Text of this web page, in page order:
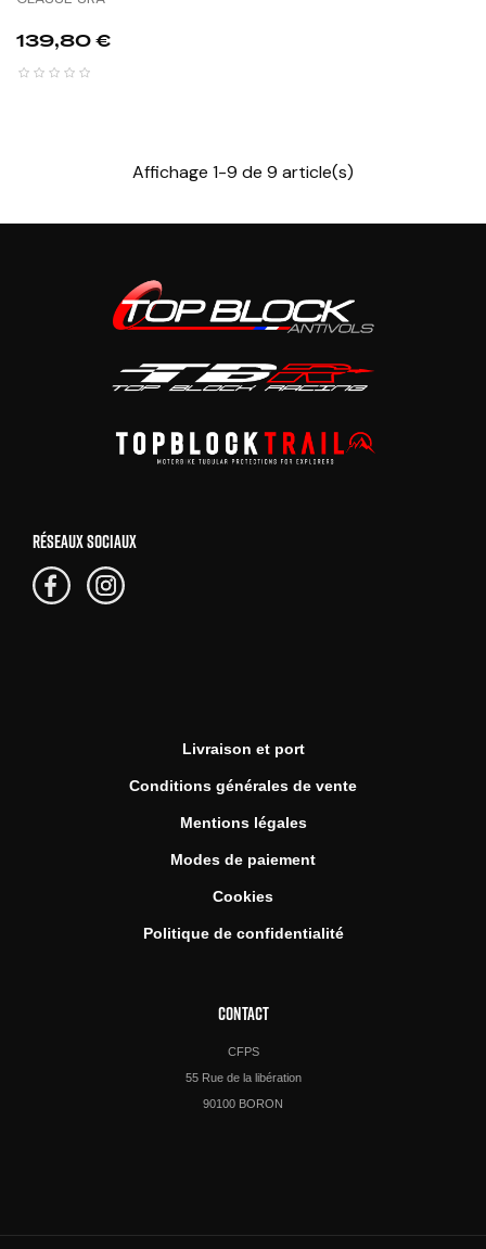
Prix
139,80 €
Affichage 1-9 de 9 article(s)
RÉSEAUX SOCIAUX
Livraison et port
Conditions générales de vente
Mentions légales
Modes de paiement
Cookies
Politique de confidentialité
CONTACT
CFPS
55 Rue de la libération
90100 BORON